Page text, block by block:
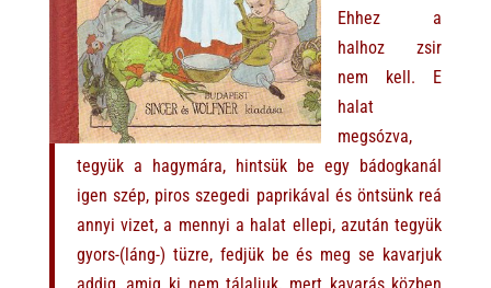
Ehhez a
halhoz zsir
nem kell. E
halat
megsózva,
tegyük a hagymára, hintsük be egy bádogkanál
igen szép, piros szegedi paprikával és öntsünk reá
annyi vizet, a mennyi a halat ellepi, azután tegyük
gyors-(láng-) tüzre, fedjük be és meg se kavarjuk
addig, amig ki nem tálaljuk, mert kavarás közben